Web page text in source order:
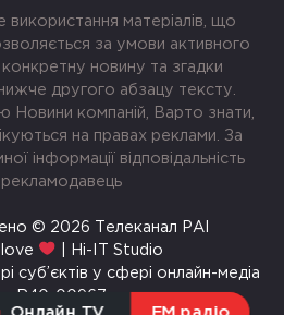
використання матеріалів, що
за умови активного
конкретну новину та згадки
другого абзацу тексту.
Новини компаній, Варто знати,
на правах реклами. За
інформації відповідальність
© 2026 Телеканал РАІ
| Hi-IT Studio
суб’єктів у сфері онлайн-медіа
R40-00967